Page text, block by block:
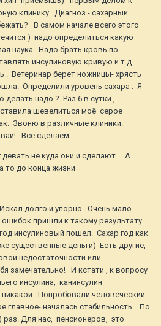
клинику. Диагноз - сахарный
В самом начале всего этого
) надо определиться какую
наука. Надо брать кровь по
инсулиновую кривую и т.д.
. Ветеринар берет ножницы- хрясть
Определили уровень сахара . Я
делать надо ? Раз 6 в сутки ,
шевелиться моё серое
Звоню в различные клиники.
Всё сделаем.
не куда они и сделают . А
то до конца жизни
долго и упорно. Очень мало
пришли к такому результату.
инсулиновый пошел. Сахар год как
существенные деньги) Есть другие,
недостаточности или
замечательно! И кстати , к вопросу
инсулина, канинсулин
Попробовали человеческий -
главное- началась стабильность. По
раз. Для нас, пенсионеров, это